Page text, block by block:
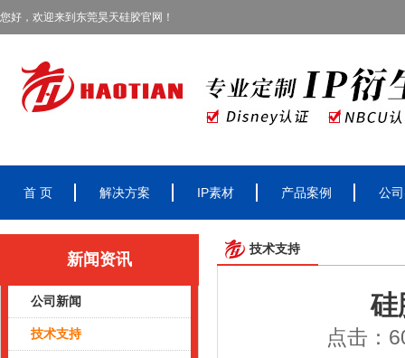
您好，欢迎来到东莞昊天硅胶官网！
首 页 解决方案 IP素材 产品案例 公
新闻资讯
公司新闻
技术支持
技术支持
硅
点击：